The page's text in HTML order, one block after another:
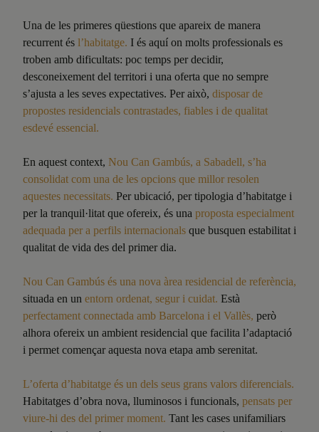
Una de les primeres qüestions que apareix de manera
recurrent és l’habitatge. I és aquí on molts professionals es
troben amb dificultats: poc temps per decidir,
desconeixement del territori i una oferta que no sempre
s’ajusta a les seves expectatives. Per això, disposar de
propostes residencials contrastades, fiables i de qualitat
esdevé essencial.
En aquest context, Nou Can Gambús, a Sabadell, s’ha
consolidat com una de les opcions que millor resolen
aquestes necessitats. Per ubicació, per tipologia d’habitatge i
per la tranquil·litat que ofereix, és una proposta especialment
adequada per a perfils internacionals que busquen estabilitat i
qualitat de vida des del primer dia.
Nou Can Gambús és una nova àrea residencial de referència,
situada en un entorn ordenat, segur i cuidat. Està
perfectament connectada amb Barcelona i el Vallès, però
alhora ofereix un ambient residencial que facilita l’adaptació
i permet començar aquesta nova etapa amb serenitat.
L’oferta d’habitatge és un dels seus grans valors diferencials.
Habitatges d’obra nova, lluminosos i funcionals, pensats per
viure-hi des del primer moment. Tant les cases unifamiliars